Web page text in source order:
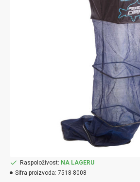
Raspoloživost: NA LAGERU
Sifra proizvoda: 7518-8008